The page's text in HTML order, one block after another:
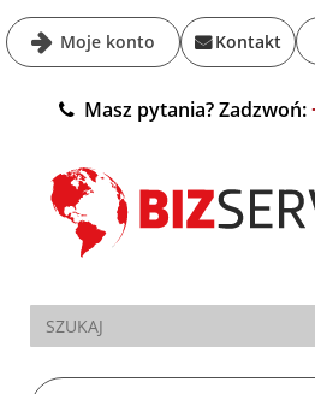
Moje konto Kontakt
Masz pytania? Zadzwoń: